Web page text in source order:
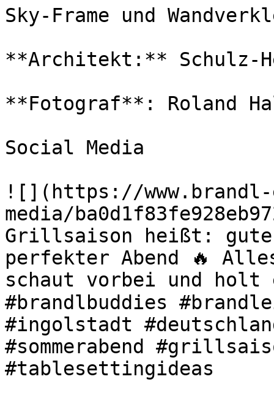
Sky-Frame und
**Architekt:** Schulz-
**Fotograf**: Roland
Social Media
![](https://
media/
Grillsaison heißt:
perfekter Abend 🔥
schaut vorbei und holt
#brandlbuddies
#ingolstadt
#sommerabend
#tablesettingideas